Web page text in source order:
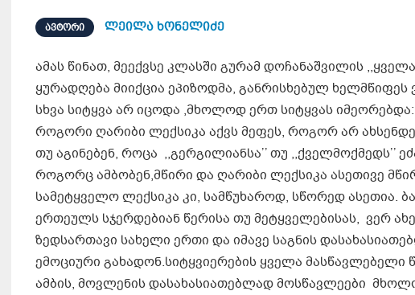
ᲐᲕᲢᲝᲠᲘ ლეილა ხონელიძე
ამას წინათ, მეექვსე კლასში გურამ დოჩანაშვილის
ყურადღება მიიქცია ეპიზოდმა, განრისხებულ
სხვა სიტყვა არ იცოდა ,მხოლოდ ერთ სიტყვას
როგორი ღარიბი ლექსიკა აქვს მეფეს, როგორ არ
თუ აგინებენ, როცა ,,გერგილიანსა’’ თუ ,,ქველმოქმედს’’
როგორც ამბობენ,მწირი და ღარიბი ლექსიკა ასეთივე
სამეტყველო ლექსიკა კი, სამწუხაროდ, სწორედ ასეთია.
ერთეულს სჯერდებიან წერისა თუ მეტყველებისას, ვერ
ზედსართავი სახელი ერთი და იმავე საგნის
ემოციური გახადონ.სიტყვიერების ყველა მასწავლებელი
ამბის, მოვლენის დასახასიათებლად მოსწავლეები